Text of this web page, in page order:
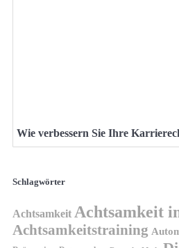
Wie verbessern Sie Ihre
Schlagwörter
Achtsamkeit Achtsamkeit
Achtsamkeitstraining